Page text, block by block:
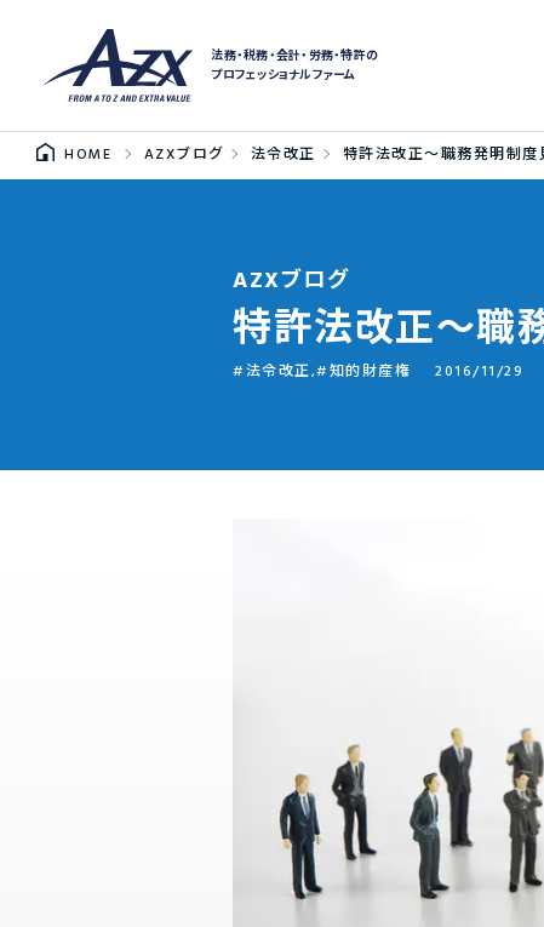
法務・税務・会計・労務・特許の
プロフェッショナルファーム
HOME AZXブログ 法令改正 特許法改正～職務発明制度
AZXブログ
特許法改正～職
法令改正, 知的財産権 2016/11/29